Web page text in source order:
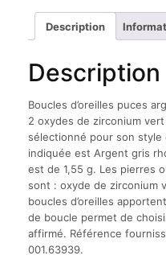
oxydes
zirconium
2
oxydes
de
zirconium
vert
gris
rhodié
Description
Description
Boucles d’oreilles puces
2 oxydes de zirconium
sélectionné pour son style
indiquée est Argent gris
est de 1,55 g. Les pierres
sont : oxyde de zirconium
boucles d’oreilles
de boucle permet de
affirmé. Référence
001.63939.